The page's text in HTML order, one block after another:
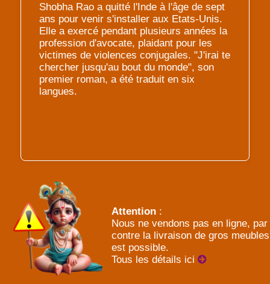
Shobha Rao a quitté l'Inde à l'âge de sept
ans pour venir s'installer aux Etats-Unis.
Elle a exercé pendant plusieurs années la
profession d'avocate, plaidant pour les
victimes de violences conjugales. "J'irai te
chercher jusqu'au bout du monde", son
premier roman, a été traduit en six
langues.
Attention :
Nous ne vendons pas en ligne, par
contre la livraison de gros meubles
est possible.
Tous les détails ici